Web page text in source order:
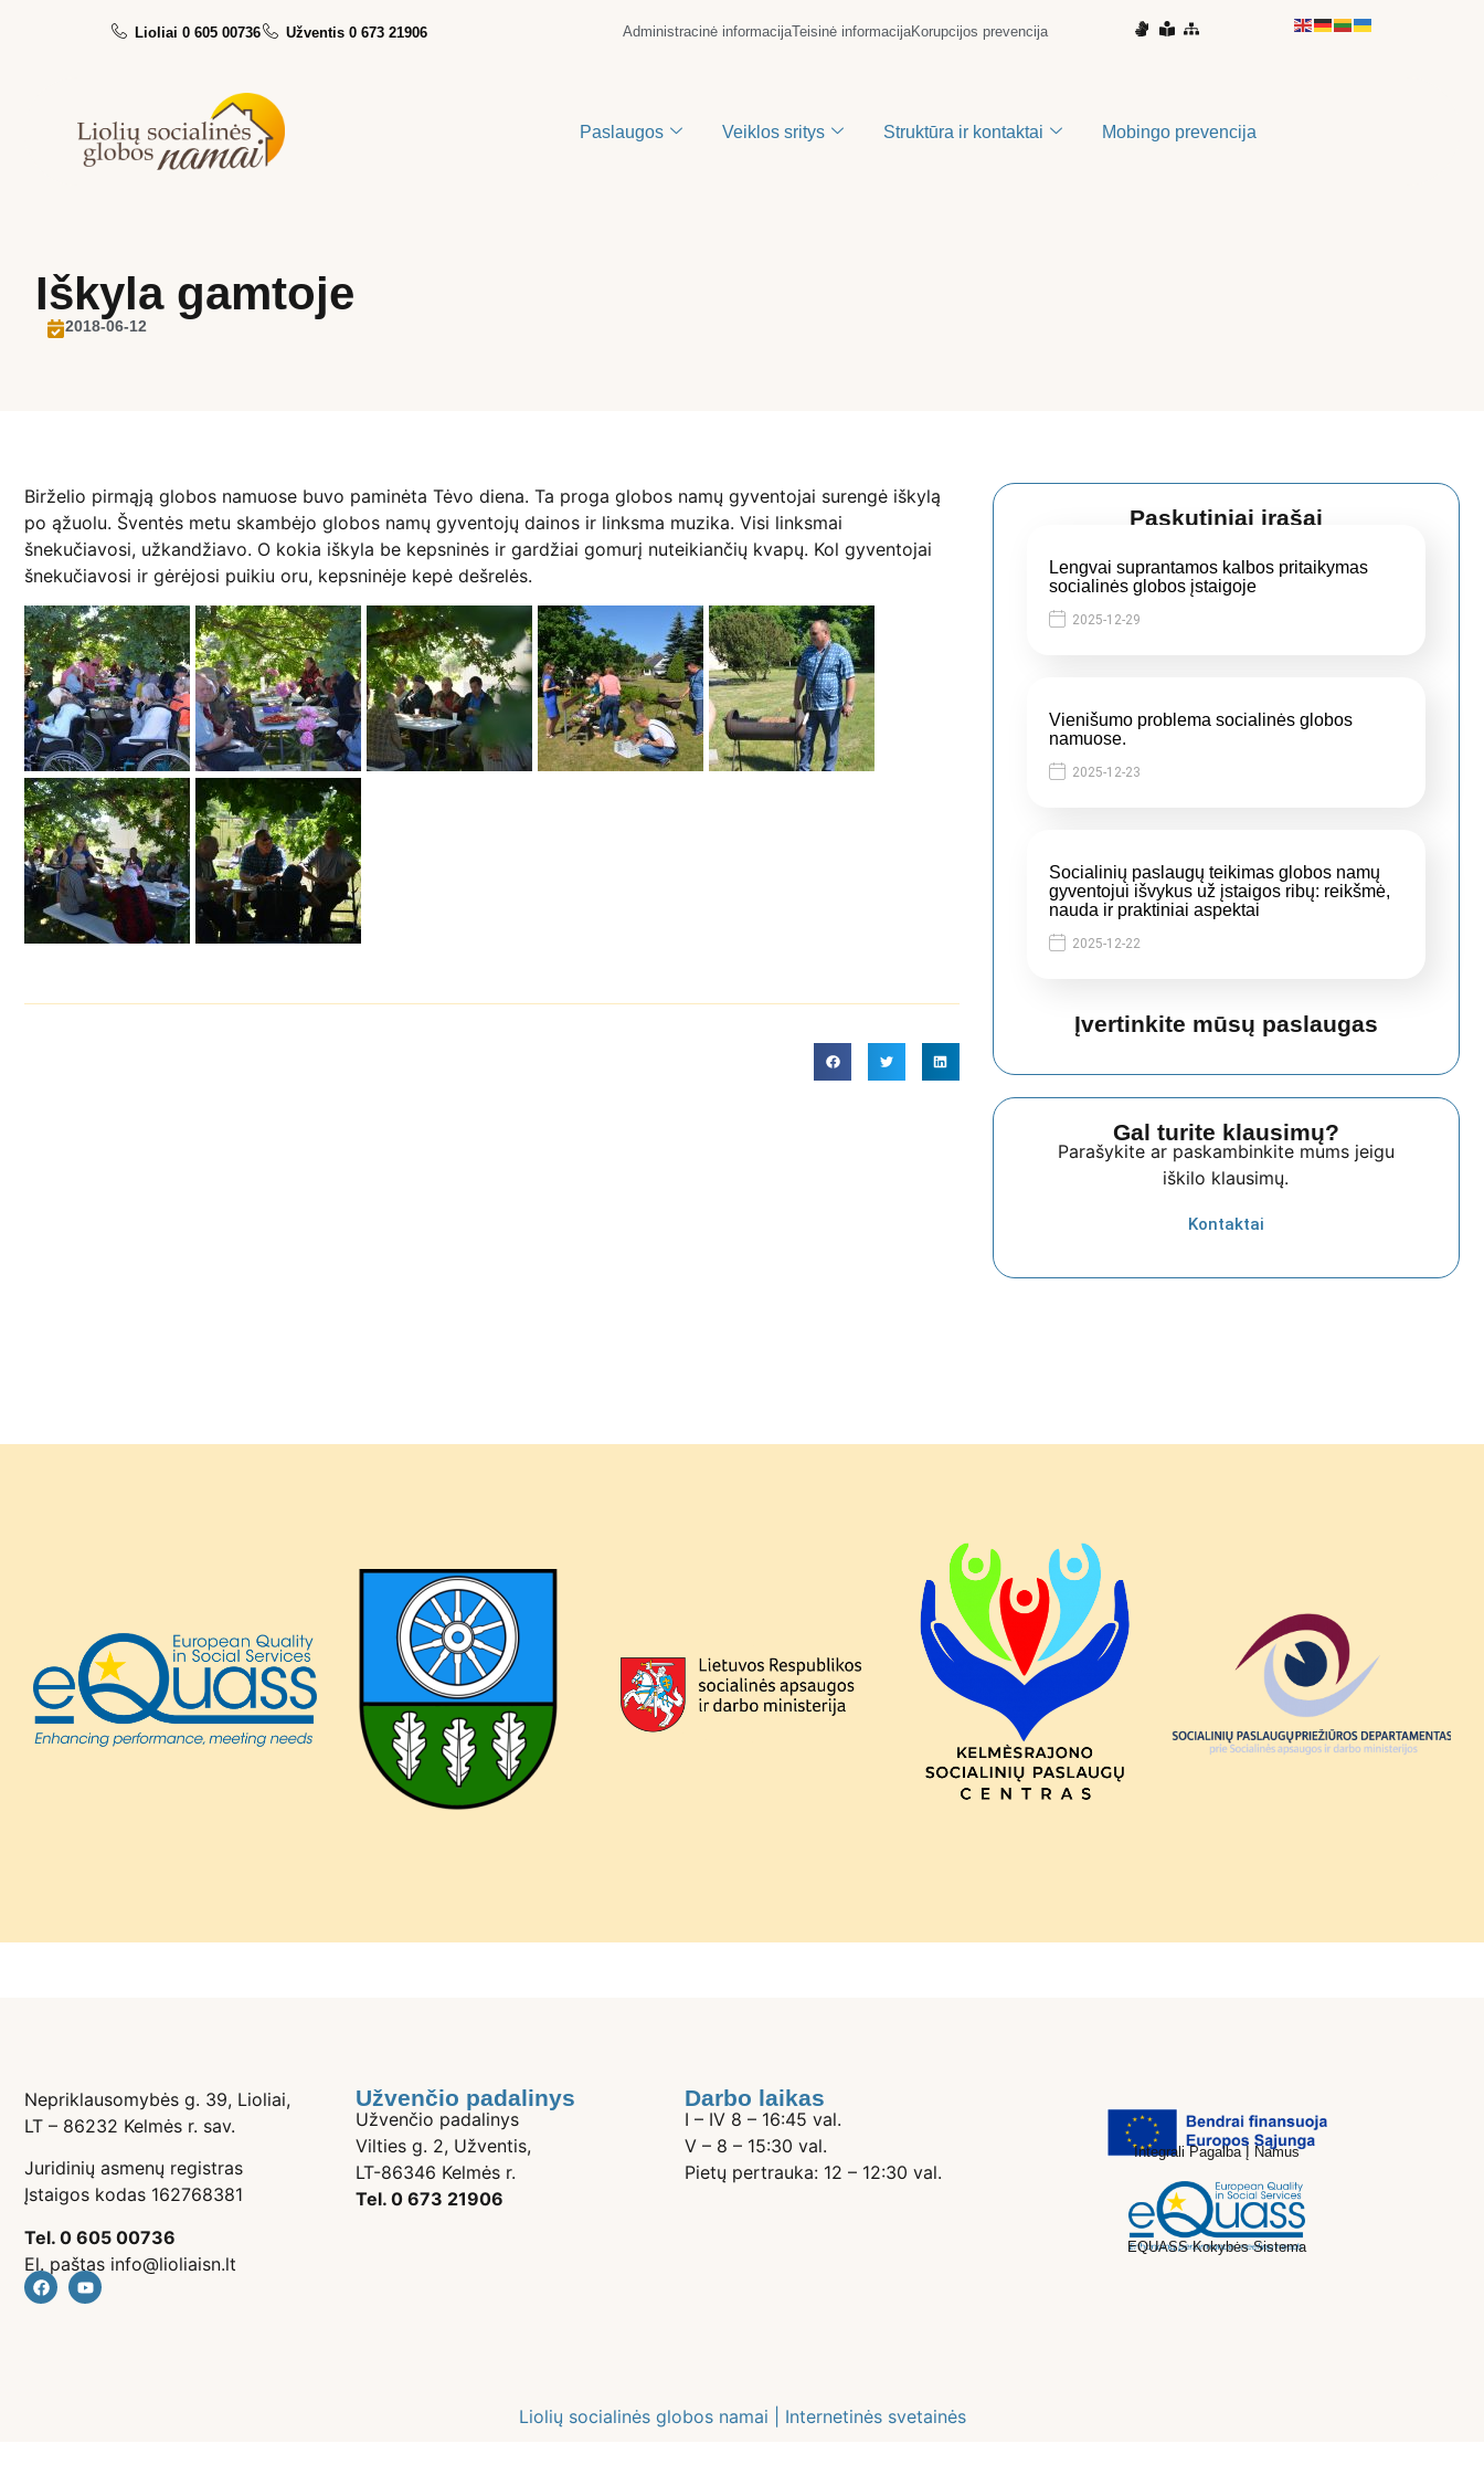
Lioliai 0 605 00736 Užventis 0 673 21906 Administracinė informacijaTeisinė informacijaKorupcijos prevencija
Paslaugos Veiklos sritys Struktūra ir kontaktai Mobingo prevencija
Iškyla gamtoje
2018-06-12
Paskutiniai įrašai
Lengvai suprantamos kalbos pritaikymas
socialinės globos įstaigoje
2025-12-29
Vienišumo problema socialinės globos
namuose.
2025-12-23
Socialinių paslaugų teikimas globos namų
gyventojui išvykus už įstaigos ribų: reikšmė,
nauda ir praktiniai aspektai
2025-12-22
Įvertinkite mūsų paslaugas
Gal turite klausimų?
Parašykite ar paskambinkite mums jeigu
iškilo klausimų.
Kontaktai
Birželio pirmąją globos namuose buvo paminėta Tėvo diena. Ta proga globos namų gyventojai surengė iškylą
po ąžuolu. Šventės metu skambėjo globos namų gyventojų dainos ir linksma muzika. Visi linksmai
šnekučiavosi, užkandžiavo. O kokia iškyla be kepsninės ir gardžiai gomurį nuteikiančių kvapų. Kol gyventojai
šnekučiavosi ir gėrėjosi puikiu oru, kepsninėje kepė dešrelės.
Nepriklausomybės g. 39, Lioliai,
LT – 86232 Kelmės r. sav.
Juridinių asmenų registras
Įstaigos kodas 162768381
Tel. 0 605 00736
El. paštas info@lioliaisn.lt
Užvenčio padalinys
Užvenčio padalinys
Vilties g. 2, Užventis,
LT-86346 Kelmės r.
Tel. 0 673 21906
Darbo laikas
I – IV 8 – 16:45 val.
V – 8 – 15:30 val.
Pietų pertrauka: 12 – 12:30 val.
Integrali Pagalba Į Namus
EQUASS Kokybės Sistema
Liolių socialinės globos namai | Internetinės svetainės